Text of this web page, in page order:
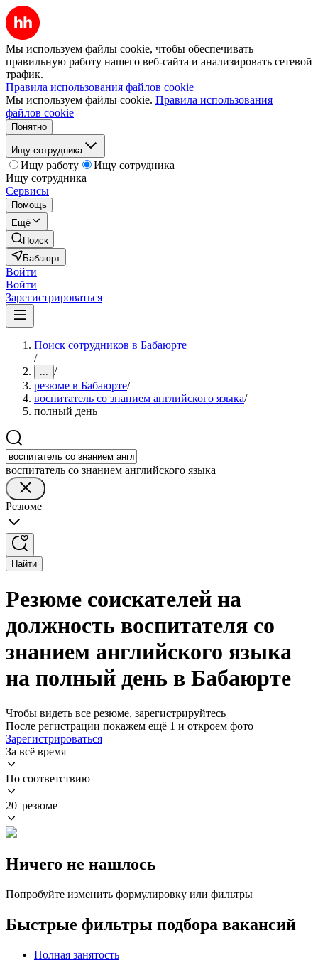
Мы используем файлы cookie, чтобы обеспечивать
правильную работу нашего веб-сайта и анализировать сетевой
трафик.
Правила использования файлов cookie
Мы используем файлы cookie. Правила использования
файлов cookie
Понятно
Ищу сотрудника
Ищу работу
Ищу сотрудника
Ищу сотрудника
Сервисы
Помощь
Ещё
Поиск
Бабаюрт
Войти
Войти
Зарегистрироваться
Поиск сотрудников в Бабаюрте
/
... /
резюме в Бабаюрте/
воспитатель со знанием английского языка/
полный день
воспитатель со знанием английского языка
Резюме
Найти
Резюме соискателей на
должность воспитателя со
знанием английского языка
на полный день в Бабаюрте
Чтобы видеть все резюме, зарегистрируйтесь
После регистрации покажем ещё 1 и откроем фото
Зарегистрироваться
За всё время
По соответствию
20 резюме
Ничего не нашлось
Попробуйте изменить формулировку или фильтры
Быстрые фильтры подбора вакансий
Полная занятость